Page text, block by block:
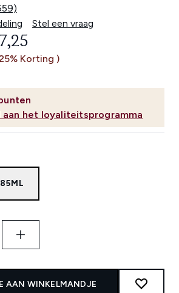
Stel een vraag
aan het loyaliteitsprogramma
RETAIL PRICE:
PRIJS:
Korting )
AAN WINKELMANDJE